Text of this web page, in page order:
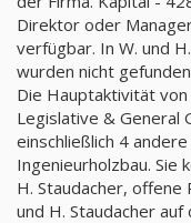
Direktor oder
verfügbar. In W. und
wurden nicht
Die Hauptaktivität von
Legislative & General
einschließlich 4
Ingenieurholzbau. Sie
H. Staudacher, offene
und H. Staudacher